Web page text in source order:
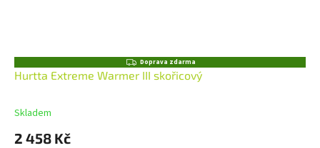
Z
A
Doprava zdarma
Hurtta Extreme Warmer III skořicový
Skladem
2 458 Kč